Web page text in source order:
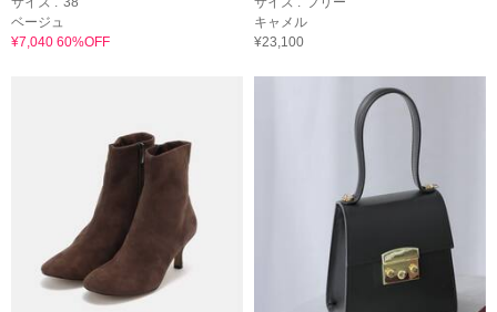
ベージュ
¥7,040 60%OFF
キャメル
¥23,100